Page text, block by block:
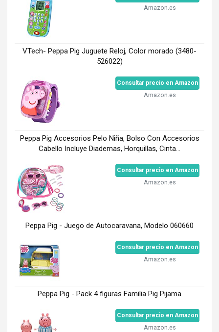
Amazon.es
VTech- Peppa Pig Juguete Reloj, Color morado (3480-
526022)
Consultar precio en Amazon
Amazon.es
Peppa Pig Accesorios Pelo Niña, Bolso Con Accesorios
Cabello Incluye Diademas, Horquillas, Cinta...
Consultar precio en Amazon
Amazon.es
Peppa Pig - Juego de Autocaravana, Modelo 060660
Consultar precio en Amazon
Amazon.es
Peppa Pig - Pack 4 figuras Familia Pig Pijama
Consultar precio en Amazon
Amazon.es